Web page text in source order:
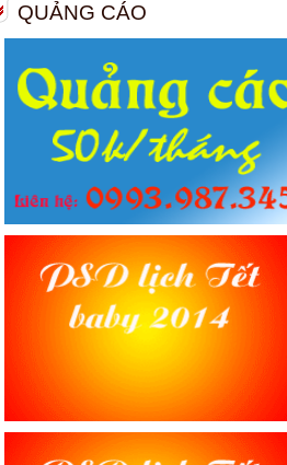
QUẢNG CÁO